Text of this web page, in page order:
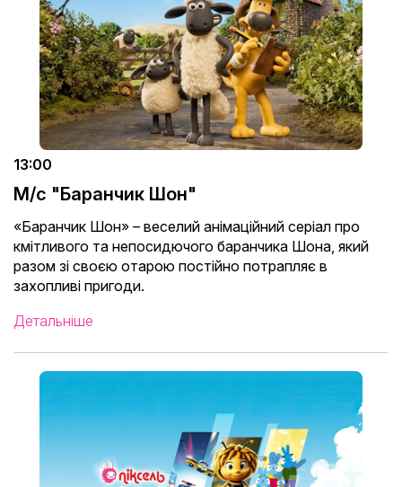
13:00
М/с "Баранчик Шон"
«Баранчик Шон» – веселий анімаційний серіал про
кмітливого та непосидючого баранчика Шона, який
разом зі своєю отарою постійно потрапляє в
захопливі пригоди.
Детальніше